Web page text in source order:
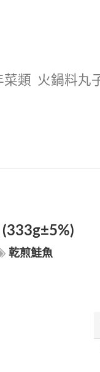
菜類 火鍋料丸
乾煎鮭魚